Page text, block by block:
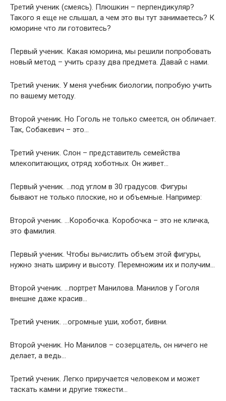
Третий ученик (смеясь). Плюшкин – перпендикуляр?
Такого я еще не слышал, а чем это вы тут занимаетесь? К
юморине что ли готовитесь?
Первый ученик. Какая юморина, мы решили попробовать
новый метод – учить сразу два предмета. Давай с нами.
Третий ученик. У меня учебник биологии, попробую учить
по вашему методу.
Второй ученик. Но Гоголь не только смеется, он обличает.
Так, Собакевич – это…
Третий ученик. Слон – представитель семейства
млекопитающих, отряд хоботных. Он живет…
Первый ученик. …под углом в 30 градусов. Фигуры
бывают не только плоские, но и объемные. Например:
Второй ученик. …Коробочка. Коробочка – это не кличка,
это фамилия.
Первый ученик. Чтобы вычислить объем этой фигуры,
нужно знать ширину и высоту. Перемножим их и получим…
Второй ученик. …портрет Манилова. Манилов у Гоголя
внешне даже красив…
Третий ученик. …огромные уши, хобот, бивни.
Второй ученик. Но Манилов – созерцатель, он ничего не
делает, а ведь…
Третий ученик. Легко приручается человеком и может
таскать камни и другие тяжести…